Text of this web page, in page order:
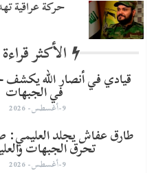
حركة عراقية
الأكثر قراءة في
قيادي في أنصار الله يكشف
في الجبهات
9-أغسطس- 2026
طارق عفاش يجلد العليمي:
تحرق الجبهات
9-أغسطس- 2026